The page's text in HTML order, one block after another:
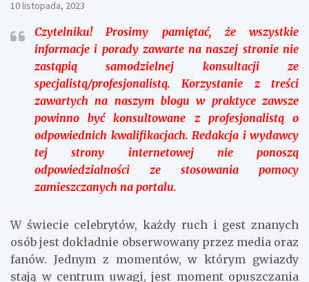
10 listopada, 2023
Czytelniku!Prosimy pamiętać, że wszystkie
informacje i porady zawarte na naszej stronie nie
zastąpią samodzielnej konsultacji ze
specjalistą/profesjonalistą. Korzystanie z treści
zawartych na naszym blogu w praktyce zawsze
powinno być konsultowane z profesjonalistą o
odpowiednich kwalifikacjach. Redakcja i wydawcy
tej strony internetowej nie ponoszą
odpowiedzialności ze stosowania pomocy
zamieszczanych na portalu.
W świecie celebrytów, każdy ruch i gest znanych
osób jest dokładnie obserwowany przez media oraz
fanów. Jednym z momentów, w którym gwiazdy
stają w centrum uwagi, jest moment opuszczania